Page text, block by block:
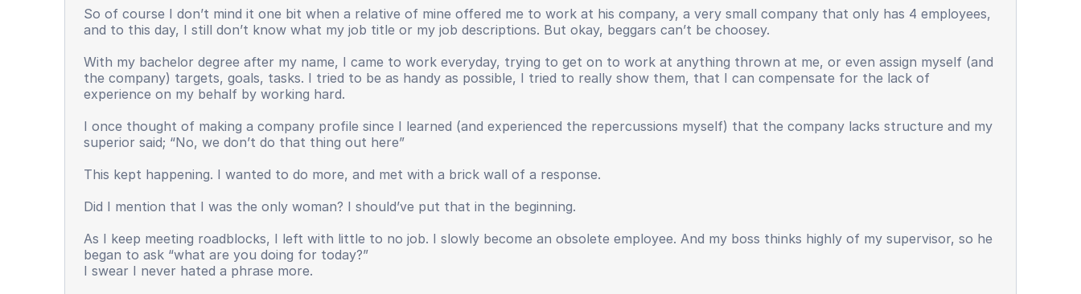
So of course I don’t mind it one bit when a relative of mine offered me to work at his company, a very small company that only has 4 employees,
and to this day, I still don’t know what my job title or my job descriptions. But okay, beggars can’t be choosey.
With my bachelor degree after my name, I came to work everyday, trying to get on to work at anything thrown at me, or even assign myself (and
the company) targets, goals, tasks. I tried to be as handy as possible, I tried to really show them, that I can compensate for the lack of
experience on my behalf by working hard.
I once thought of making a company profile since I learned (and experienced the repercussions myself) that the company lacks structure and my
superior said; “No, we don’t do that thing out here”
This kept happening. I wanted to do more, and met with a brick wall of a response.
Did I mention that I was the only woman? I should’ve put that in the beginning.
As I keep meeting roadblocks, I left with little to no job. I slowly become an obsolete employee. And my boss thinks highly of my supervisor, so he
began to ask “what are you doing for today?”
I swear I never hated a phrase more.